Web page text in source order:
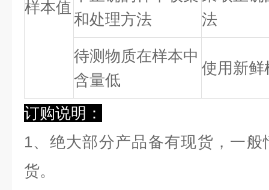
样本值
和处理方法
法
待测物质在样本中
含量低
使用新鲜
订购说明：
1、绝大部分产品备有现货，一
货。